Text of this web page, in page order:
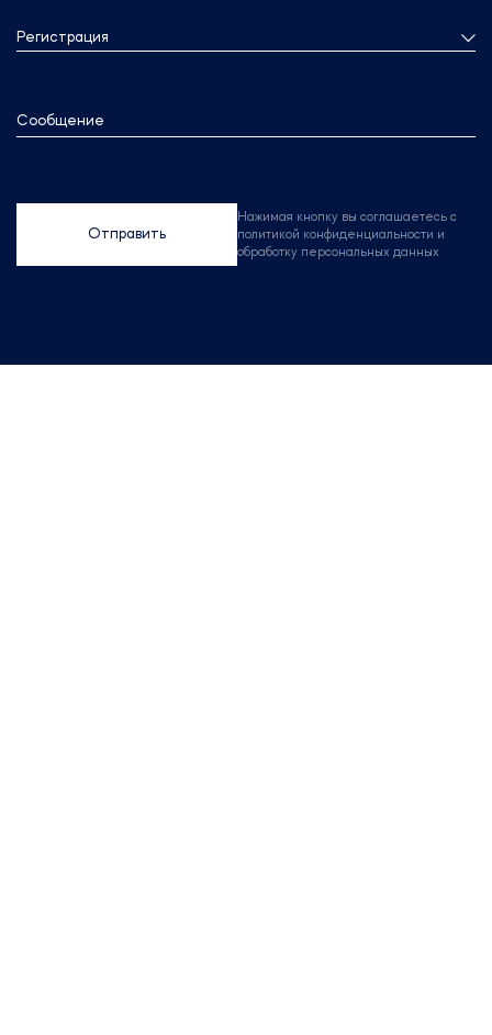
Регистрация
Сообщение
Отправить
Нажимая кнопку вы соглашаетесь с
политикой конфиденциальности и
обработку персональных данных